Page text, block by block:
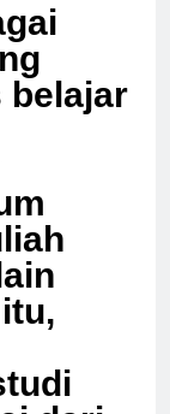
belajar